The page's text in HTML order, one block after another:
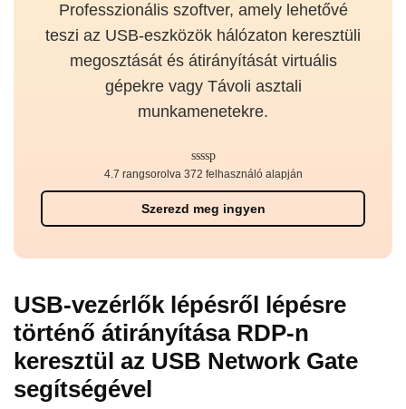
Professzionális szoftver, amely lehetővé
teszi az USB-eszközök hálózaton keresztüli
megosztását és átirányítását virtuális
gépekre vagy Távoli asztali
munkamenetekre.
Szerezd meg ingyen
4.7 rangsorolva 372 felhasználó alapján
USB-vezérlők lépésről lépésre
történő átirányítása RDP-n
keresztül az USB Network Gate
segítségével